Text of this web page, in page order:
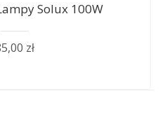
Solux 100W
zł